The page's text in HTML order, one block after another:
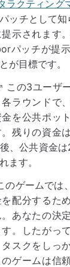
ラクティング
ッチとして
示されます
パッチが提
が目標です。
この3ユーザ
ラウンドで
を公共ポッ
残りの資金
、公共資金
ます。
のゲームでは
配分するた
あなたの決
。したがっ
スクをしっ
ゲームは信